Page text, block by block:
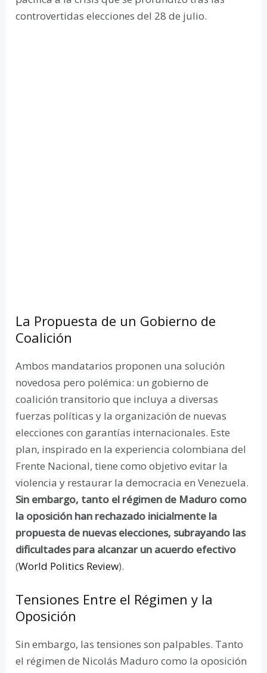
controvertidas elecciones del 28 de julio.
La Propuesta de un Gobierno de
Coalición
Ambos mandatarios proponen una solución
novedosa pero polémica: un gobierno de
coalición transitorio que incluya a diversas
fuerzas políticas y la organización de nuevas
elecciones con garantías internacionales. Este
plan, inspirado en la experiencia colombiana del
Frente Nacional, tiene como objetivo evitar la
violencia y restaurar la democracia en Venezuela.
Sin embargo, tanto el régimen de Maduro como
la oposición han rechazado inicialmente la
propuesta de nuevas elecciones, subrayando las
dificultades para alcanzar un acuerdo efectivo
(World Politics Review).
Tensiones Entre el Régimen y la
Oposición
Sin embargo, las tensiones son palpables. Tanto
el régimen de Nicolás Maduro como la oposición